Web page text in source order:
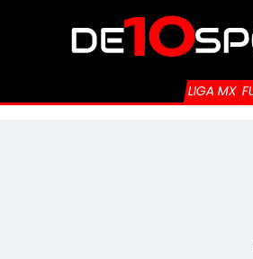
LIGA MX